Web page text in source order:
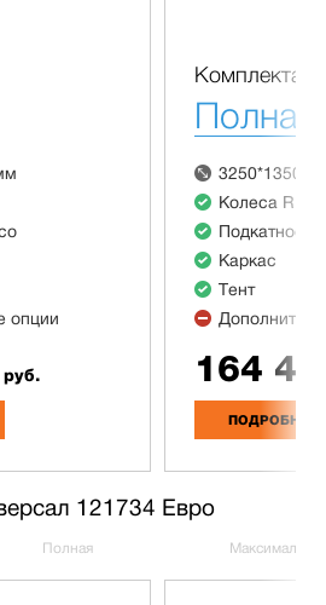
опции
руб.
Полная
Колеса R13
Подкатное
Каркас
Тент
164
ПОДРОБНЕЕ
121734 Евро
Полная Максимальная